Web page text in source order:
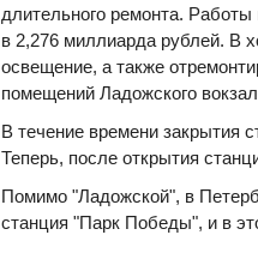
длительного ремонта.
в 2,276 миллиарда рублей. В
освещение, а также
помещений Ладожского
В течение времени закрытия
Теперь, после открытия
Помимо "Ладожской", в
станция "Парк Победы", и в